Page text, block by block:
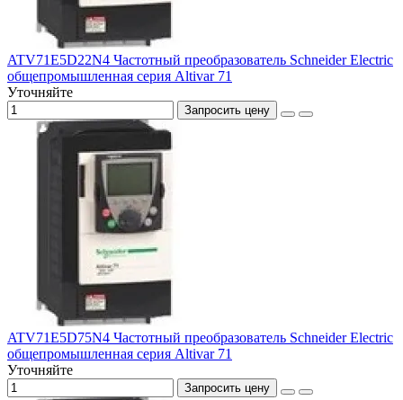
ATV71E5D22N4 Частотный преобразователь Schneider Electric
общепромышленная серия Altivar 71
Уточняйте
Запросить цену
ATV71E5D75N4 Частотный преобразователь Schneider Electric
общепромышленная серия Altivar 71
Уточняйте
Запросить цену